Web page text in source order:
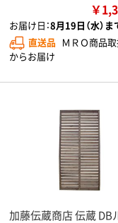
￥
お届け日：8月19日（水）ま
直送品 ＭＲＯ商品
からお届け
加藤伝蔵商店 伝蔵 DB